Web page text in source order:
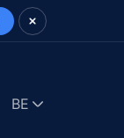
BE